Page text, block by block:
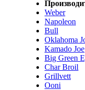
Weber
Napoleon
Bull
Oklahoma
Kamado Joe
Big Green
Char Broil
Grillvett
Ooni